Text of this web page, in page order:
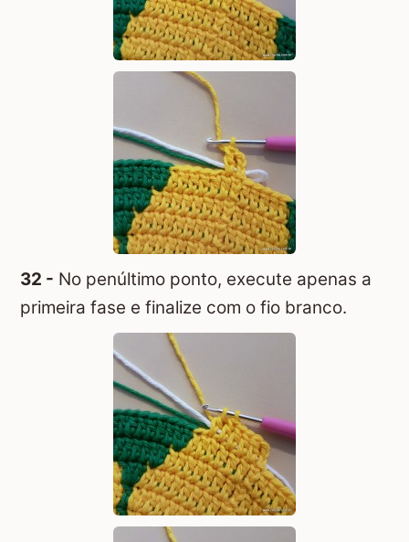
32 - No penúltimo ponto, execute apenas a
primeira fase e finalize com o fio branco.